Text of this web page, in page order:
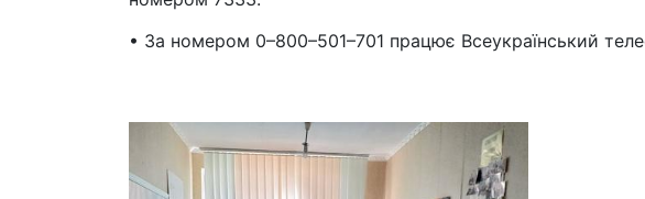
• За номером 0–800–501–701 працює Всеукраїнський